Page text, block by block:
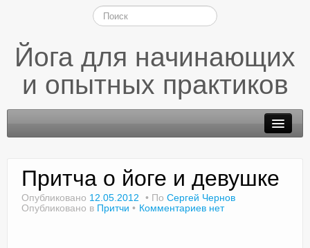
Йога для начинающих
и опытных практиков
Притча о йоге и девушке
Опубликовано 12.05.2012 По Сергей Чернов
Опубликовано в Притчи Комментариев нет